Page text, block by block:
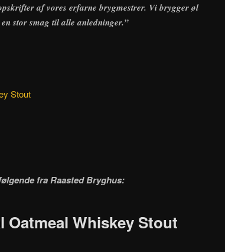
af vores erfarne brygmestrer. Vi brygger øl
stor smag til alle anledninger.”
Stout
fraRaasted Bryghus:
Oatmeal Whiskey Stout